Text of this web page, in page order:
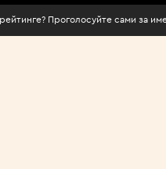
Не согласны с расстановкой в рейтинге?